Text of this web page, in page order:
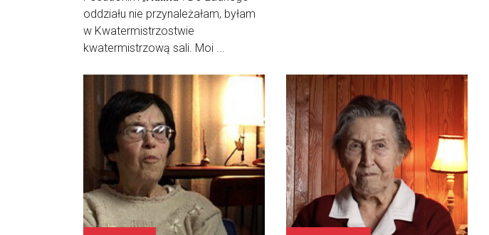
oddziału nie przynależałam, byłam
w Kwatermistrzostwie
kwatermistrzową sali. Moi ...